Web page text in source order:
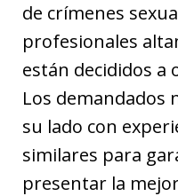
de crímenes
profesionales
están decididos a
Los demandados
su lado con
similares para
presentar la